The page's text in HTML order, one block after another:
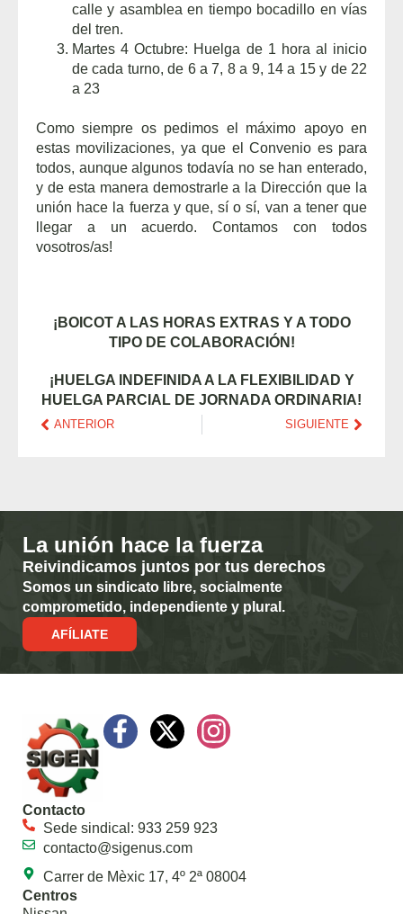
calle y asamblea en tiempo bocadillo en vías
del tren.
Martes 4 Octubre: Huelga de 1 hora al inicio
de cada turno, de 6 a 7, 8 a 9, 14 a 15 y de 22
a 23
Como siempre os pedimos el máximo apoyo en
estas movilizaciones, ya que el Convenio es para
todos, aunque algunos todavía no se han enterado,
y de esta manera demostrarle a la Dirección que la
unión hace la fuerza y que, sí o sí, van a tener que
llegar a un acuerdo. Contamos con todos
vosotros/as!
¡BOICOT A LAS HORAS EXTRAS Y A TODO
TIPO DE COLABORACIÓN!
¡HUELGA INDEFINIDA A LA FLEXIBILIDAD Y
HUELGA PARCIAL DE JORNADA ORDINARIA!
ANTERIOR SIGUIENTE
La unión hace la fuerza
Reivindicamos juntos por tus derechos
Somos un sindicato libre, socialmente
comprometido, independiente y plural.
AFÍLIATE
Contacto
Sede sindical: 933 259 923
contacto@sigenus.com
Carrer de Mèxic 17, 4º 2ª 08004
Centros